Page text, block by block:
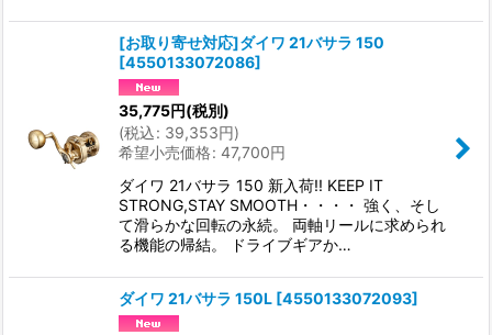
[お取り寄せ対応]ダイワ 21バサラ 150
[4550133072086]
35,775円(税別)
(税込: 39,353円)
希望小売価格: 47,700円
ダイワ 21バサラ 150 新入荷!! KEEP IT
STRONG,STAY SMOOTH・・・・ 強く、そし
て滑らかな回転の永続。 両軸リールに求められ
る機能の帰結。 ドライブギアか…
ダイワ 21バサラ 150L [4550133072093]